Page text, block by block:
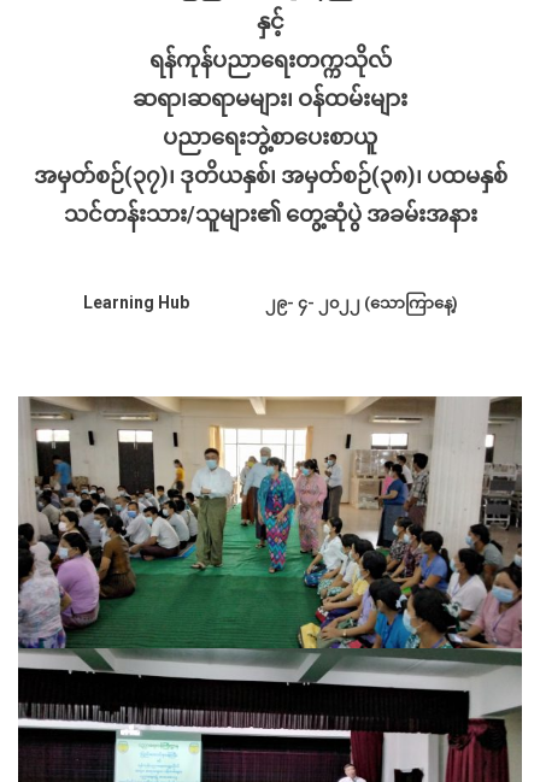
နှင့်
ရန်ကုန်ပညာရေးတက္ကသိုလ်
ဆရာ၊ဆရာမများ၊ ဝန်ထမ်းများ
ပညာရေးဘွဲ့စာပေးစာယူ
အမှတ်စဉ်(၃၇)၊ ဒုတိယနှစ်၊ အမှတ်စဉ်(၃၈)၊ ပထမနှစ်
သင်တန်းသား/သူများ၏ တွေ့ဆုံပွဲ အခမ်းအနား
Learning Hub ၂၉- ၄- ၂၀၂၂ (သောကြာနေ့)